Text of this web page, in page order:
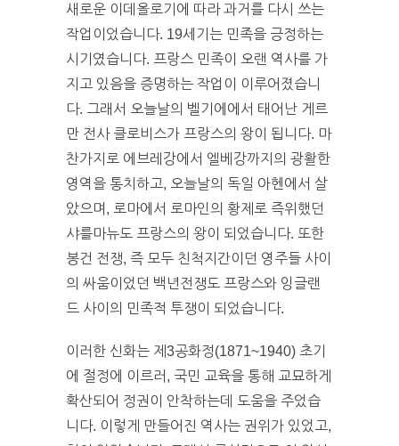
새로운 이데올로기에 따라 과거를 다시 쓰는
작업이었습니다. 19세기는 민족을 긍정하는
시기였습니다. 프랑스 민족이 오랜 역사를 가
지고 있음을 증명하는 작업이 이루어졌습니
다. 그래서 오늘날의 벨기에에서 태어난 게르
만 전사 클로비스가 프랑스의 왕이 됩니다. 마
찬가지로 에브레강에서 엘베강까지의 광활한
영역을 통치하고, 오늘날의 독일 아헨에서 살
았으며, 로마에서 로마인의 황제로 즉위했던
샤를마뉴도 프랑스의 왕이 되었습니다. 또한
봉건 전쟁, 즉 모두 친척지간이던 영주들 사이
의 싸움이었던 백년전쟁도 프랑스와 잉글랜
드 사이의 민족적 투쟁이 되었습니다.
이러한 신화는 제3공화정(1871~1940) 초기
에 절정에 이르러, 국민 교육을 통해 교묘하게
확산되어 정권이 안착하는데 도움을 주었습
니다. 이렇게 만들어진 역사는 권위가 있었고,